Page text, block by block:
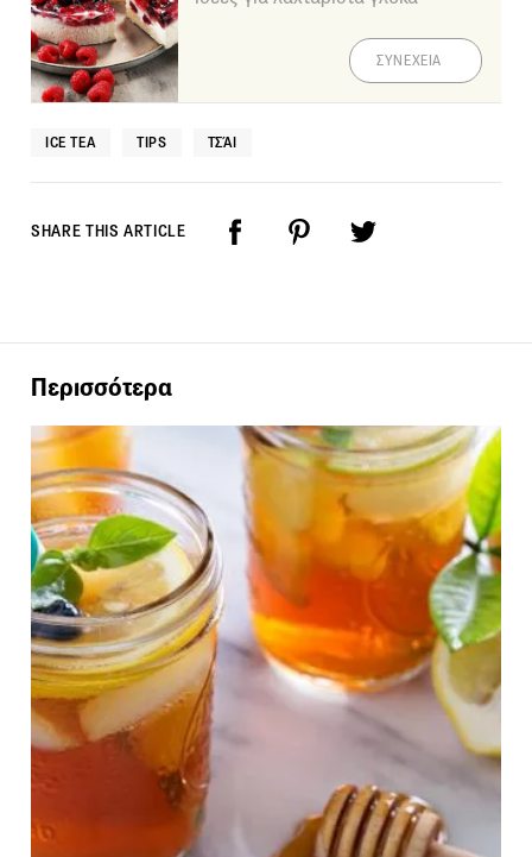
ΣΥΝΕΧΕΙΑ
ICE TEA TIPS ΤΣΆΙ
SHARE THIS ARTICLE
Περισσότερα